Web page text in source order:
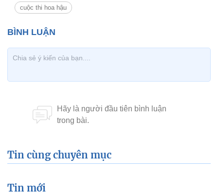
cuộc thi hoa hậu
Tin cùng chuyên mục
Tin mới